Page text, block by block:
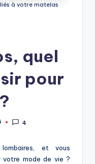
à votre matelas
quel
pour
4
et vous
votre mode de vie ?